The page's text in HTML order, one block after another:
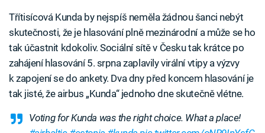
Třítisícová Kunda by nejspíš neměla žádnou šanci nebýt
skutečnosti, že je hlasování plně mezinárodní a může se ho
tak účastnit kdokoliv. Sociální sítě v Česku tak krátce po
zahájení hlasování 5. srpna zaplavily virální vtipy a výzvy
k zapojení se do ankety. Dva dny před koncem hlasování je
tak jisté, že airbus „Kunda“ jednoho dne skutečně vlétne.
Voting for Kunda was the right choice. What a place!